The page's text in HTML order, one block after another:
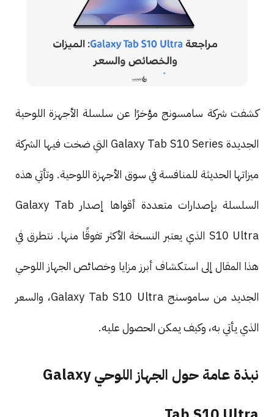
كشفت شركة سامسونج مؤخرًا عن سلسلة الأجهزة اللوحية
الجديدة Galaxy Tab S10 Series التي ضخت فيها الشركة
ميزاتها الحديثة للمنافسة في سوق الأجهزة اللوحية. وتأتي هذه
السلسلة بإصدارات متعددة أقواها إصدار Galaxy Tab
S10 Ultra الذي يعتبر النسخة الأكثر تفوقًا منها. نتطرق في
هذا المقال إلى استكشاف أبرز مزايا وخصائص الجهاز اللوحي
الجديد من ساموسنج Galaxy Tab S10 Ultra، والسعر
الذي يأتي به، وكيف يمكن الحصول عليه.
نبذة عامة حول الجهاز اللوحي Galaxy